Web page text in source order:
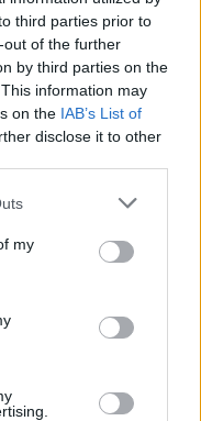
third parties prior to
of the further
by third parties on the
information may
on the IAB’s List of
disclose it to other
my